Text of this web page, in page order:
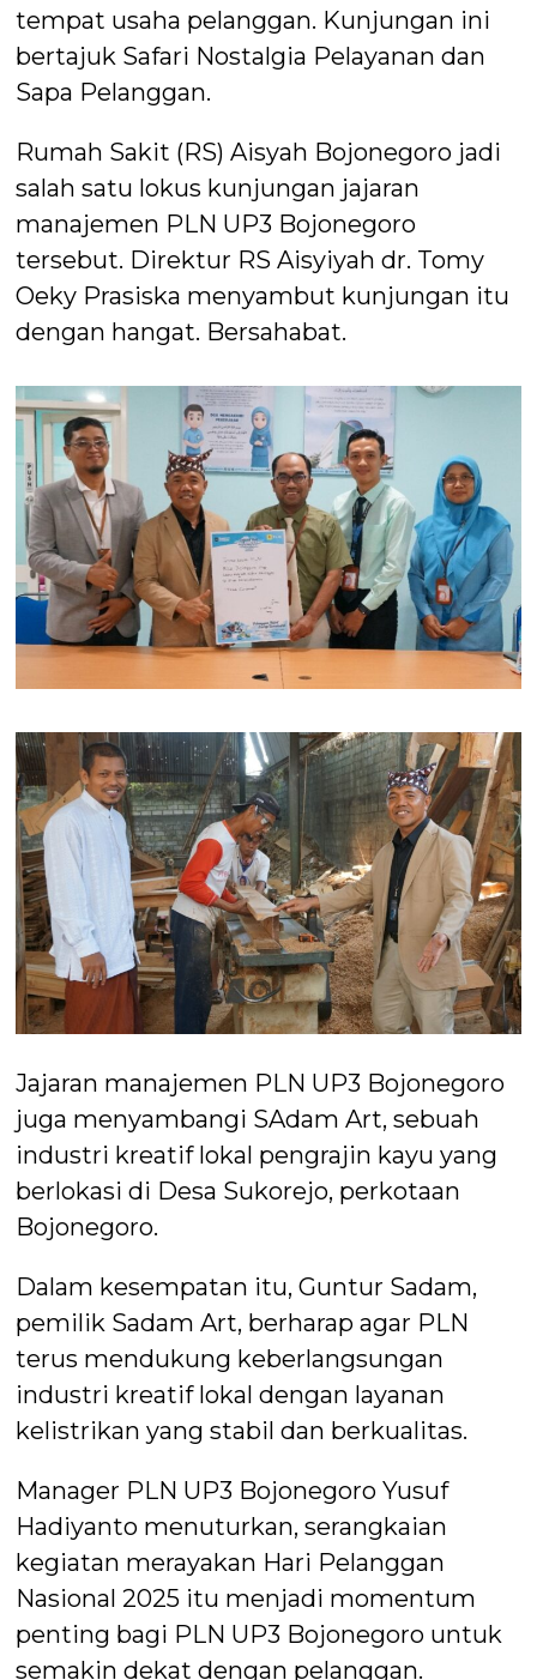
tempat usaha pelanggan. Kunjungan ini
bertajuk Safari Nostalgia Pelayanan dan
Sapa Pelanggan.
Rumah Sakit (RS) Aisyah Bojonegoro jadi
salah satu lokus kunjungan jajaran
manajemen PLN UP3 Bojonegoro
tersebut. Direktur RS Aisyiyah dr. Tomy
Oeky Prasiska menyambut kunjungan itu
dengan hangat. Bersahabat.
Jajaran manajemen PLN UP3 Bojonegoro
juga menyambangi SAdam Art, sebuah
industri kreatif lokal pengrajin kayu yang
berlokasi di Desa Sukorejo, perkotaan
Bojonegoro.
Dalam kesempatan itu, Guntur Sadam,
pemilik Sadam Art, berharap agar PLN
terus mendukung keberlangsungan
industri kreatif lokal dengan layanan
kelistrikan yang stabil dan berkualitas.
Manager PLN UP3 Bojonegoro Yusuf
Hadiyanto menuturkan, serangkaian
kegiatan merayakan Hari Pelanggan
Nasional 2025 itu menjadi momentum
penting bagi PLN UP3 Bojonegoro untuk
semakin dekat dengan pelanggan.